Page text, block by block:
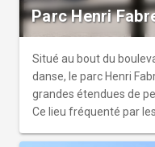
Parc Henri
Situé au bout du
danse, le parc Henri
grandes étendues de
Ce lieu fréquenté par